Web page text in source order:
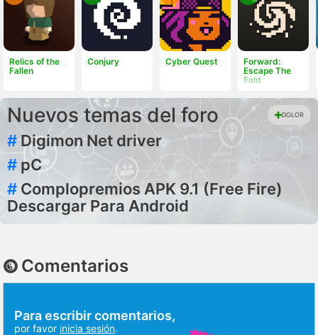
Relics of the
Fallen
Conjury Cyber Quest
Forward:
Escape The
Fold
Nuevos temas del foro DOLOR
# Digimon Net driver
# pC
# Complopremios APK 9.1 (Free Fire)
Descargar Para Android
Comentarios
Para escribir comentarios,
por favor inicia sesión.